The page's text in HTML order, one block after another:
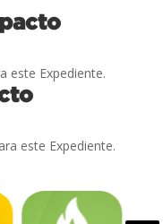
este Expediente.
este Expediente.